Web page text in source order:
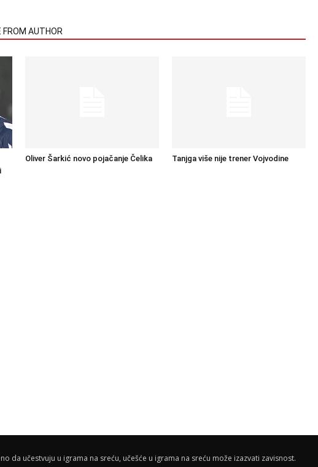
FROM AUTHOR
Oliver Šarkić novo pojačanje Čelika Tanjga više nije trener Vojvodine
da učestvuju u igrama na sreću, učešće u igrama na sreću može izazvati zavisnost.